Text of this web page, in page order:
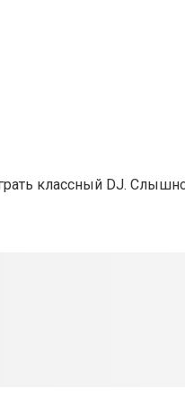
классный DJ.